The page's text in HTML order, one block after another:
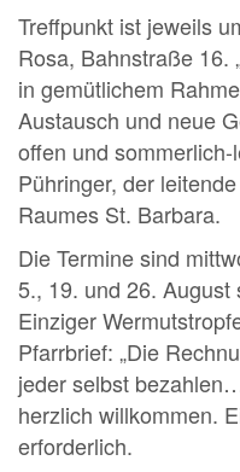
Treffpunkt ist jeweils
Rosa, Bahnstraße 16.
in gemütlichem
Austausch und neue
offen und
Pühringer, der
Raumes St. Barbara.
Die Termine sind
5., 19. und 26. August
Einziger
Pfarrbrief: „Die
jeder selbst
herzlich willkommen.
erforderlich.